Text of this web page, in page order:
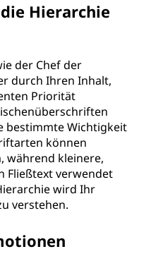
Hierarchie
der Chef der
durch Ihren Inhalt,
Priorität
bestimmte Wichtigkeit
können
während kleinere,
Fließtext verwendet
wird Ihr
verstehen.